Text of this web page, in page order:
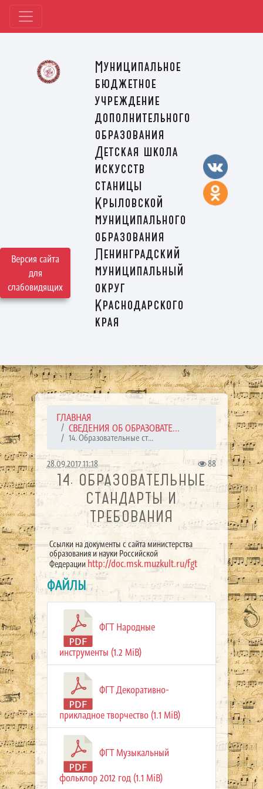
Версия сайта
для
слабовидящих
Муниципальное
бюджетное
учреждение
дополнительного
образования
Детская школа
искусств
станицы
Крыловской
муниципального
образования
Ленинградский
муниципальный
округ
Краснодарского
края
ГЛАВНАЯ
СВЕДЕНИЯ ОБ ОБРАЗОВАТЕ...
14. Образовательные ст...
28.09.2017 11:18 88
14. ОБРАЗОВАТЕЛЬНЫЕ
СТАНДАРТЫ И
ТРЕБОВАНИЯ
Ссылки на документы с сайта министерства
образования и науки Российской
Федерации http://doc.msk.muzkult.ru/fgt
ФАЙЛЫ
ФГТ Народные
инструменты (1.2 MiB)
ФГТ Декоративно-
прикладное творчество (1.1 MiB)
ФГТ Музыкальный
фольклор 2012 год (1.1 MiB)